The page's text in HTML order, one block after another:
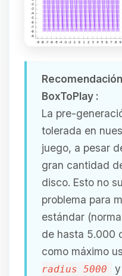
BoxToPlay :
La pre-
tolerada en
juego, a pesar
gran cantidad
disco. Esto no
problema para
estándar
de hasta 5.000
como máximo
radius 5000
y